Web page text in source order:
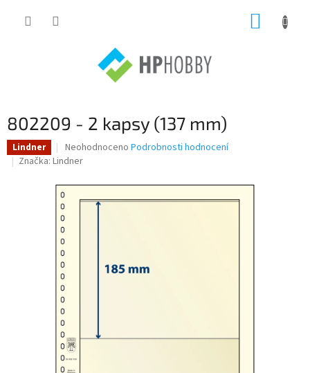
802209 - 2 kapsy (137 mm)
Lindner
Průměrné
hodnocení
je
0,0
z
5
hvězdiček.
Neohodnoceno Podrobnosti hodnocení
Značka: Lindner